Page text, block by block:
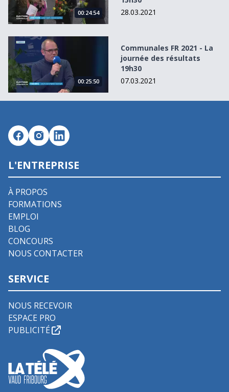
00:24:54
28.03.2021
Communales FR 2021 - La journée des résultats 19h30
00:25:50
Communales FR 2021 - La
journée des résultats
19h30
07.03.2021
L'ENTREPRISE
À PROPOS
FORMATIONS
EMPLOI
BLOG
CONCOURS
NOUS CONTACTER
SERVICE
NOUS RECEVOIR
ESPACE PRO
PUBLICITÉ